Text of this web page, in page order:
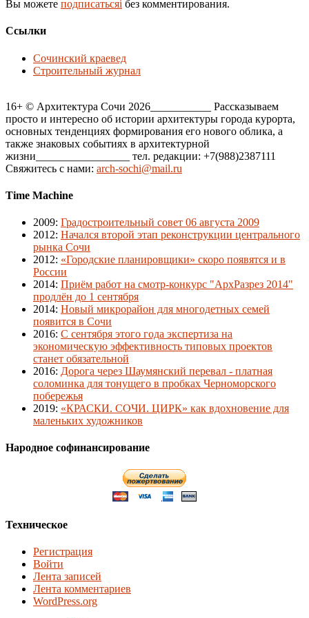
Вы можете подписатьсяi без комментирования.
Ссылки
Сочинский краевед
Строительный журнал
16+ © Архитектура Сочи 2026___________ Рассказываем
просто и интересно об истории архитектуры города курорта,
основных тенденциях формирования его нового облика, а
также знаковых событиях в архитектурной
жизни_________________ тел. редакции: +7(988)2387111
Свяжитесь с нами: arch-sochi@mail.ru
Time Machine
2009: Градостроительный совет 06 августа 2009
2012: Начался второй этап реконструкции центрального
рынка Сочи
2012: «Городские планировщики» скоро появятся и в
России
2014: Приём работ на смотр-конкурс "АрхРазрез 2014"
продлён до 1 сентября
2014: Новый микрорайон для многодетных семей
появится в Сочи
2016: С сентября этого года экспертиза на
экономическую эффективность типовых проектов
станет обязательной
2016: Дорога через Шаумянский перевал - платная
соломинка для тонущего в пробках Черноморского
побережья
2019: «КРАСКИ. СОЧИ. ЦИРК» как вдохновение для
маленьких художников
Народное софинансирование
Техническое
Регистрация
Войти
Лента записей
Лента комментариев
WordPress.org